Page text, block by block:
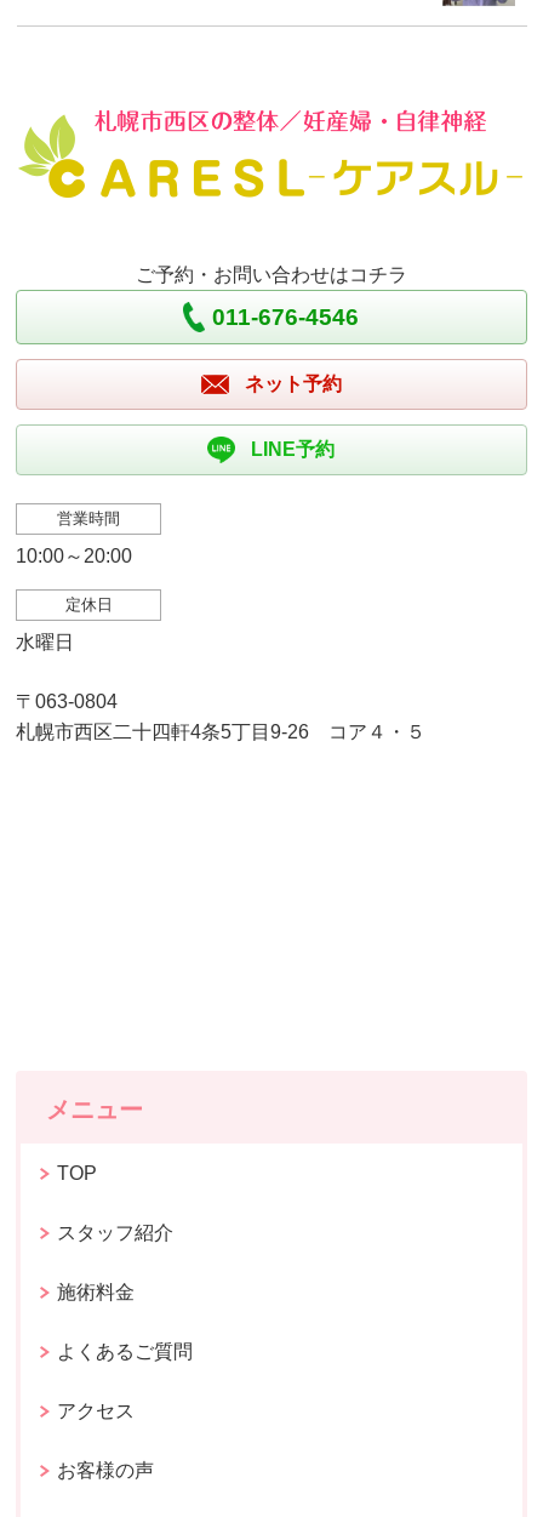
ご予約・お問い合わせはコチラ
011-676-4546
ネット予約
LINE予約
営業時間
10:00～20:00
定休日
水曜日
〒063-0804
札幌市西区二十四軒4条5丁目9-26 コア４・５
メニュー
TOP
スタッフ紹介
施術料金
よくあるご質問
アクセス
お客様の声